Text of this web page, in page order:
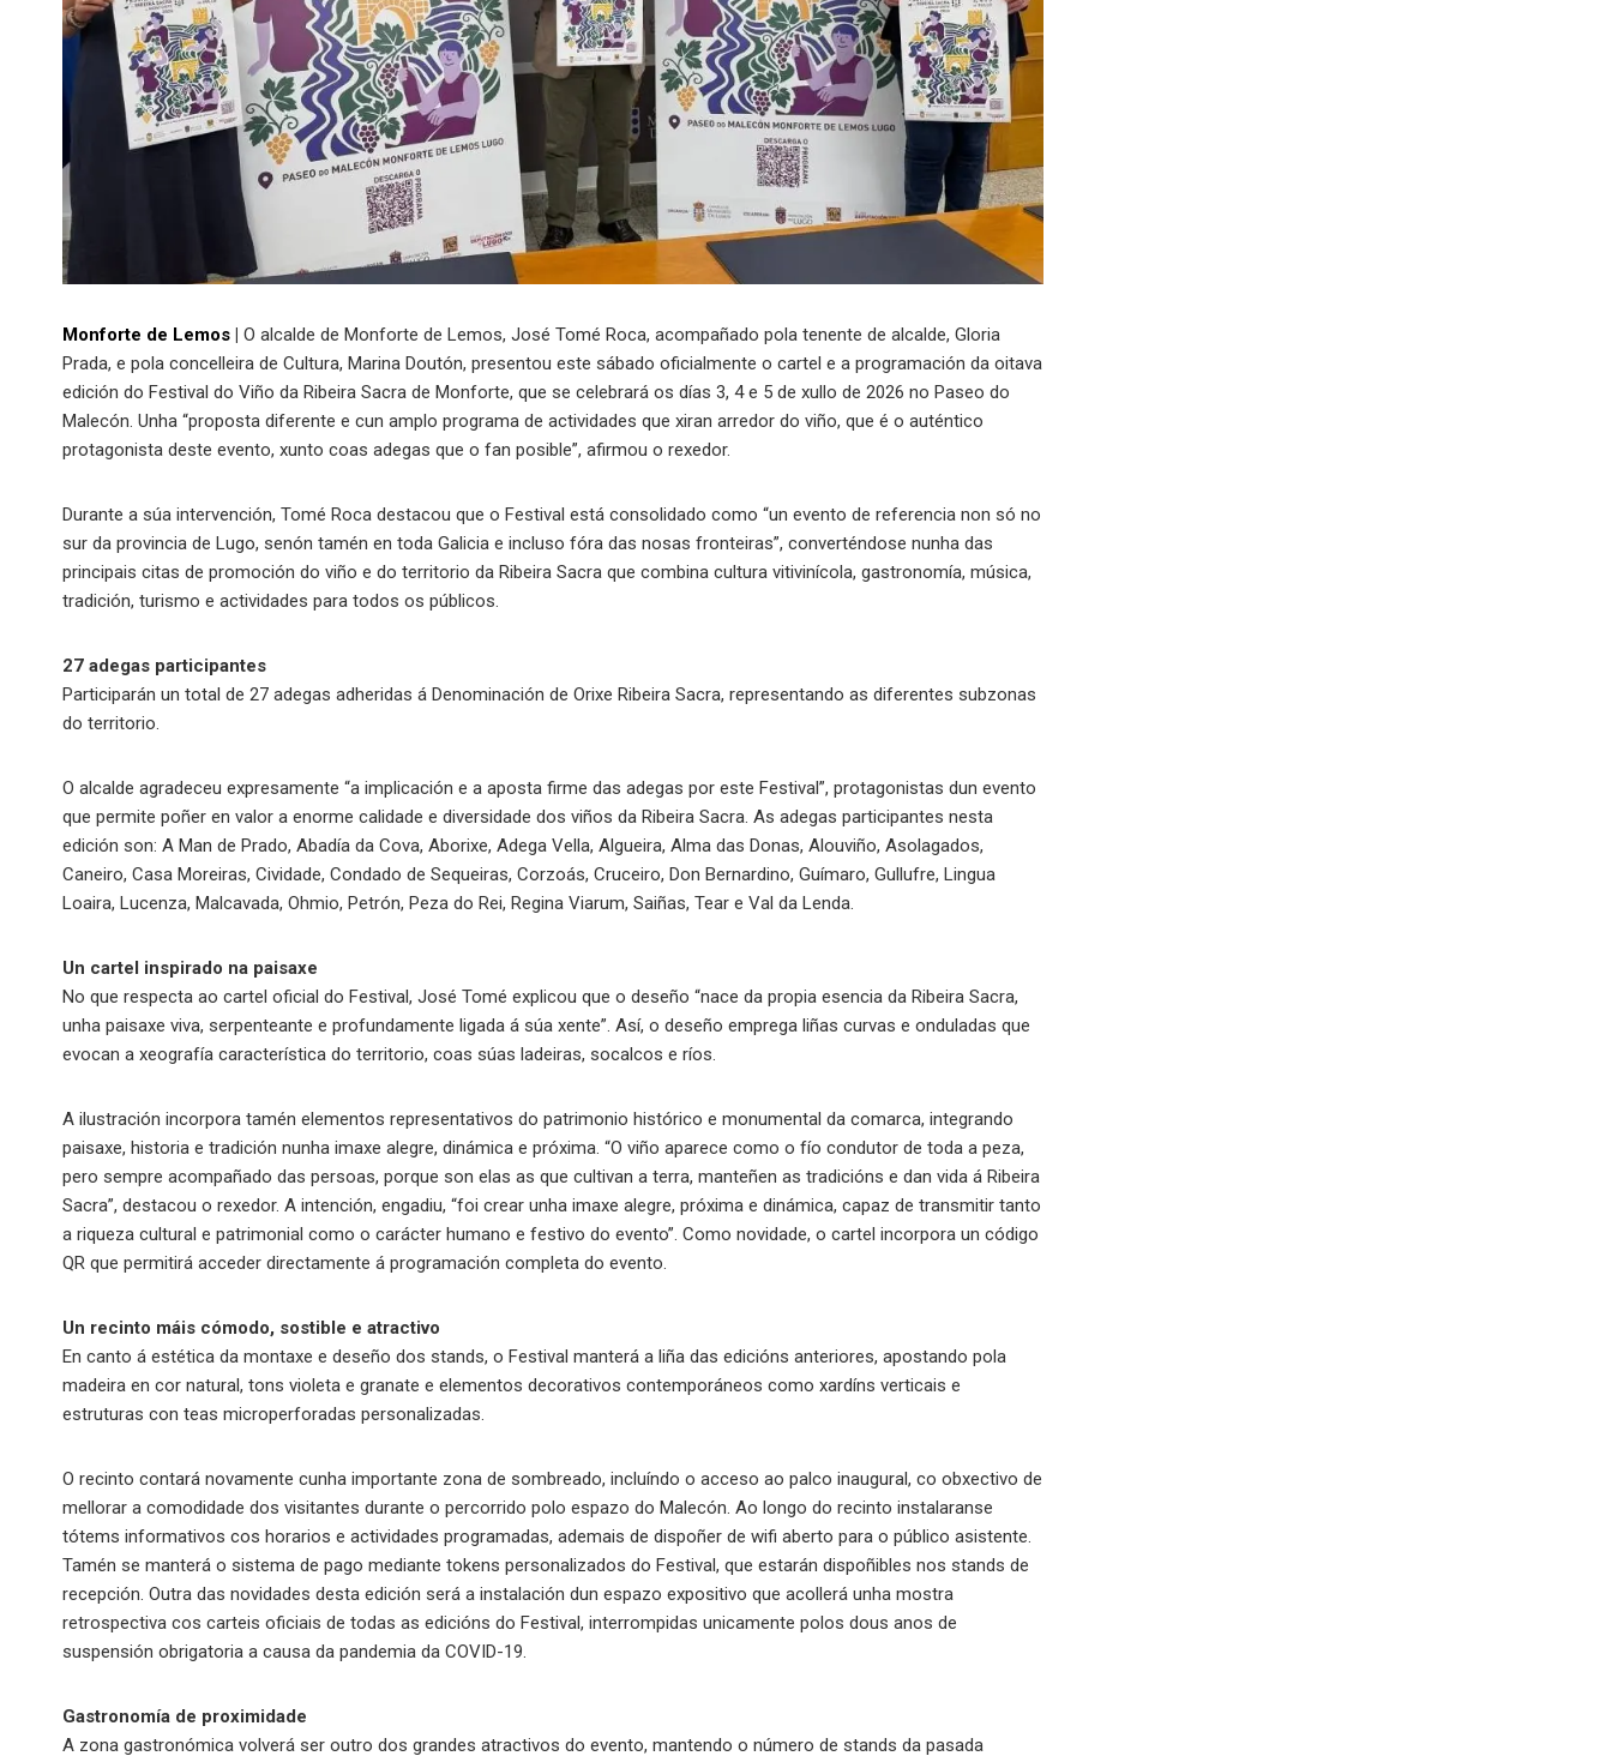
Monforte de Lemos
O alcalde de Monforte de Lemos, José Tomé Roca, acompañado pola tenente de alcalde, Gloria
Prada, e pola concelleira de Cultura, Marina Doutón, presentou este sábado oficialmente o cartel e a programación da oitava
edición do Festival do Viño da Ribeira Sacra de Monforte, que se celebrará os días 3, 4 e 5 de xullo de 2026 no Paseo do
Malecón. Unha “proposta diferente e cun amplo programa de actividades que xiran arredor do viño, que é o auténtico
protagonista deste evento, xunto coas adegas que o fan posible”, afirmou o rexedor.
Durante a súa intervención, Tomé Roca destacou que o Festival está consolidado como “un evento de referencia non só no
sur da provincia de Lugo, senón tamén en toda Galicia e incluso fóra das nosas fronteiras”, converténdose nunha das
principais citas de promoción do viño e do territorio da Ribeira Sacra que combina cultura vitivinícola, gastronomía, música,
tradición, turismo e actividades para todos os públicos.
27 adegas participantes
Participarán un total de 27 adegas adheridas á Denominación de Orixe Ribeira Sacra, representando as diferentes subzonas
do territorio.
O alcalde agradeceu expresamente “a implicación e a aposta firme das adegas por este Festival”, protagonistas dun evento
que permite poñer en valor a enorme calidade e diversidade dos viños da Ribeira Sacra. As adegas participantes nesta
edición son: A Man de Prado, Abadía da Cova, Aborixe, Adega Vella, Algueira, Alma das Donas, Alouviño, Asolagados,
Caneiro, Casa Moreiras, Cividade, Condado de Sequeiras, Corzoás, Cruceiro, Don Bernardino, Guímaro, Gullufre, Lingua
Loaira, Lucenza, Malcavada, Ohmio, Petrón, Peza do Rei, Regina Viarum, Saiñas, Tear e Val da Lenda.
Un cartel inspirado na paisaxe
No que respecta ao cartel oficial do Festival, José Tomé explicou que o deseño “nace da propia esencia da Ribeira Sacra,
unha paisaxe viva, serpenteante e profundamente ligada á súa xente”. Así, o deseño emprega liñas curvas e onduladas que
evocan a xeografía característica do territorio, coas súas ladeiras, socalcos e ríos.
A ilustración incorpora tamén elementos representativos do patrimonio histórico e monumental da comarca, integrando
paisaxe, historia e tradición nunha imaxe alegre, dinámica e próxima. “O viño aparece como o fío condutor de toda a peza,
pero sempre acompañado das persoas, porque son elas as que cultivan a terra, manteñen as tradicións e dan vida á Ribeira
Sacra”, destacou o rexedor. A intención, engadiu, “foi crear unha imaxe alegre, próxima e dinámica, capaz de transmitir tanto
a riqueza cultural e patrimonial como o carácter humano e festivo do evento”. Como novidade, o cartel incorpora un código
QR que permitirá acceder directamente á programación completa do evento.
Un recinto máis cómodo, sostible e atractivo
En canto á estética da montaxe e deseño dos stands, o Festival manterá a liña das edicións anteriores, apostando pola
madeira en cor natural, tons violeta e granate e elementos decorativos contemporáneos como xardíns verticais e
estruturas con teas microperforadas personalizadas.
O recinto contará novamente cunha importante zona de sombreado, incluíndo o acceso ao palco inaugural, co obxectivo de
mellorar a comodidade dos visitantes durante o percorrido polo espazo do Malecón. Ao longo do recinto instalaranse
tótems informativos cos horarios e actividades programadas, ademais de dispoñer de wifi aberto para o público asistente.
Tamén se manterá o sistema de pago mediante tokens personalizados do Festival, que estarán dispoñibles nos stands de
recepción. Outra das novidades desta edición será a instalación dun espazo expositivo que acollerá unha mostra
retrospectiva cos carteis oficiais de todas as edicións do Festival, interrompidas unicamente polos dous anos de
suspensión obrigatoria a causa da pandemia da COVID-19.
Gastronomía de proximidade
A zona gastronómica volverá ser outro dos grandes atractivos do evento, mantendo o número de stands da pasada